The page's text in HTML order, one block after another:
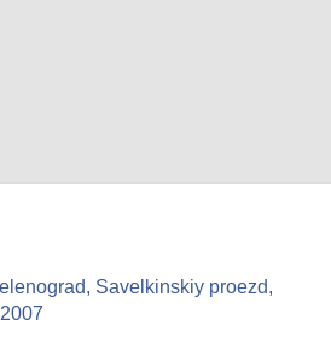
Savelkinskiy proezd,